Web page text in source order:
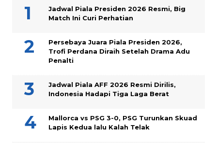
Jadwal Piala Presiden 2026 Resmi, Big
Match Ini Curi Perhatian
Persebaya Juara Piala Presiden 2026,
Trofi Perdana Diraih Setelah Drama Adu
Penalti
Jadwal Piala AFF 2026 Resmi Dirilis,
Indonesia Hadapi Tiga Laga Berat
Mallorca vs PSG 3-0, PSG Turunkan Skuad
Lapis Kedua lalu Kalah Telak